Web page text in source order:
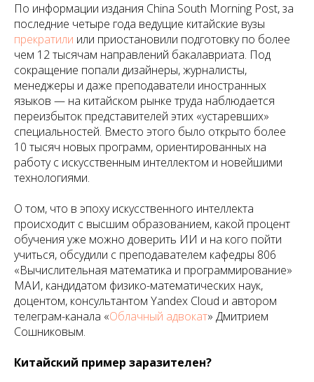
По информации издания China South Morning Post, за
последние четыре года ведущие китайские вузы
прекратили или приостановили подготовку по более
чем 12 тысячам направлений бакалавриата. Под
сокращение попали дизайнеры, журналисты,
менеджеры и даже преподаватели иностранных
языков — на китайском рынке труда наблюдается
переизбыток представителей этих «устаревших»
специальностей. Вместо этого было открыто более
10 тысяч новых программ, ориентированных на
работу с искусственным интеллектом и новейшими
технологиями.
О том, что в эпоху искусственного интеллекта
происходит с высшим образованием, какой процент
обучения уже можно доверить ИИ и на кого пойти
учиться, обсудили с преподавателем кафедры 806
«Вычислительная математика и программирование»
МАИ, кандидатом физико-математических наук,
доцентом, консультантом Yandex Cloud и автором
телеграм-канала «Облачный адвокат» Дмитрием
Сошниковым.
Китайский пример заразителен?